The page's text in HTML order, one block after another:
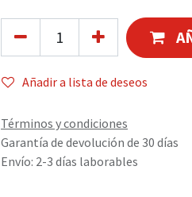
Añadir a lista de deseos
Términos y condiciones
Garantía de devolución de 30 días
Envío: 2-3 días laborables